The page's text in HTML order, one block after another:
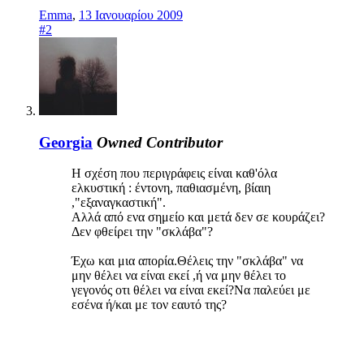
Emma, 13 Ιανουαρίου 2009
#2
Georgia Owned Contributor
Η σχέση που περιγράφεις είναι καθ'όλα
ελκυστική : έντονη, παθιασμένη, βίαιη
,"εξαναγκαστική".
Αλλά από ενα σημείο και μετά δεν σε κουράζει?
Δεν φθείρει την "σκλάβα"?
Έχω και μια απορία.Θέλεις την "σκλάβα" να
μην θέλει να είναι εκεί ,ή να μην θέλει το
γεγονός οτι θέλει να είναι εκεί?Να παλεύει με
εσένα ή/και με τον εαυτό της?